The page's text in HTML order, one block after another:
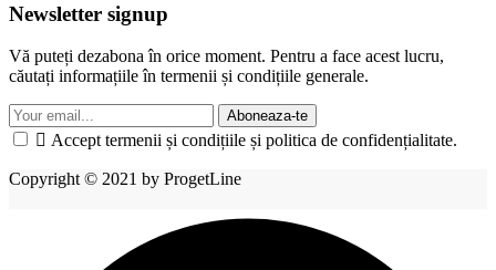
Newsletter signup
Vă puteți dezabona în orice moment. Pentru a face acest lucru,
căutați informațiile în termenii și condițiile generale.
Aboneaza-te
 Accept termenii și condițiile și politica de confidențialitate.
Copyright © 2021 by ProgetLine